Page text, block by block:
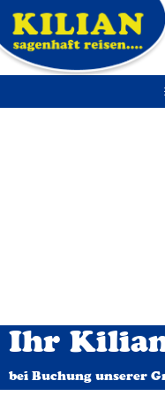
Ihr
bei Buchung unserer